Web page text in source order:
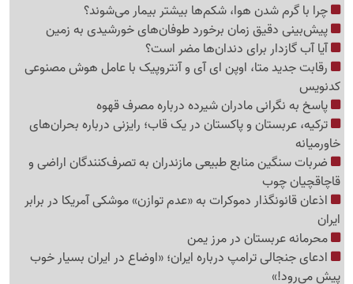
چرا با گرم شدن هوا، شکم‌ها بیشتر بیمار می‌شوند؟
پیش‌بینی دقیق زمان برخورد طوفان‌های خورشیدی به زمین
آیا آب گازدار برای دندان‌ها مضر است؟
رقابت جدید متا، اوپن ای آی و آنتروپیک با عامل هوش مصنوعی
کدنویس
پاسخ به نگرانی مادران شیرده درباره مصرف قهوه
ترکیه، عربستان و پاکستان در یک قاب؛ رایزنی درباره بحران‌های
خاورمیانه
ضربات سنگین منابع طبیعی مازندران به تصرف‌کنندگان اراضی و
قاچاقچیان چوب
اذعان قانونگذار دموکرات به «عدم توازن» موشکی آمریکا در برابر
ایران
محرمانه عربستان در مرز یمن
ادعای جنجالی ترامپ درباره ایران؛ «اوضاع در ایران بسیار خوب
پیش می‌رود!»